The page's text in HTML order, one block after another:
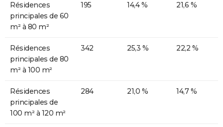
Résidences
principales de 60
m² à 80 m²
195 14,4 % 21,6 %
Résidences
principales de 80
m² à 100 m²
342 25,3 % 22,2 %
Résidences
principales de
100 m² à 120 m²
284 21,0 % 14,7 %